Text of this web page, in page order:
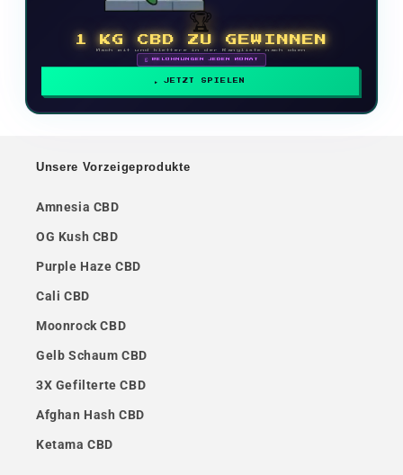
🏆
1 KG CBD ZU GEWINNEN
Mach mit und klettere in der Rangliste nach oben
🗓 BELOHNUNGEN JEDEN MONAT
JETZT SPIELEN
Unsere Vorzeigeprodukte
Amnesia CBD
OG Kush CBD
Purple Haze CBD
Cali CBD
Moonrock CBD
Gelb Schaum CBD
3X Gefilterte CBD
Afghan Hash CBD
Ketama CBD